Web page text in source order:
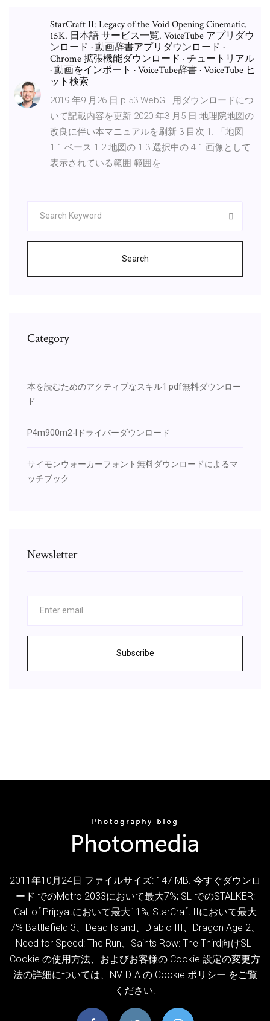
StarCraft II: Legacy of the Void Opening Cinematic.
15K. 日本語 サービス一覧. VoiceTube アプリダウ
ンロード · 動画辞書アプリダウンロード ·
Chrome 拡張機能ダウンロード · チュートリアル
· 動画をインポート · VoiceTube辞書 · VoiceTube ヒ
ット検索
2019 年9 月26 日 p.53 WebGL 用ダウンロードにつ
いて記載内容を更新 2020 年3 月5 日 地理院地図の
改良に伴い本マニュアルを刷新 3 目次 1. 「地図
1.1 ベース 1.2 地図の 1.3 選択中の 4.1 画像として
表示されている範囲 範囲を
Search
Category
本を読むためのアクティブなスキル1 pdf無料ダウンロー
ド
P4m900m2-lドライバーダウンロード
サイモンウォーカーフォント無料ダウンロードによるマ
ッチブック
Newsletter
Subscribe
2011年10月24日 ファイルサイズ: 147 MB. 今すぐダウンロ
ード でのMetro 2033において最大7%; SLIでのSTALKER:
Call of Pripyatにおいて最大11%; StarCraft IIにおいて最大
7% Battlefield 3、Dead Island、Diablo III、Dragon Age 2、
Need for Speed: The Run、Saints Row: The Third向けSLI
Cookie の使用方法、およびお客様の Cookie 設定の変更方
法の詳細については、NVIDIA の Cookie ポリシー をご覧
ください.